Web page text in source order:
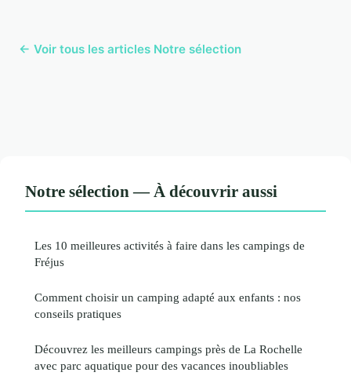
← Voir tous les articles Notre sélection
Notre sélection — À découvrir aussi
Les 10 meilleures activités à faire dans les campings de
Fréjus
Comment choisir un camping adapté aux enfants : nos
conseils pratiques
Découvrez les meilleurs campings près de La Rochelle
avec parc aquatique pour des vacances inoubliables